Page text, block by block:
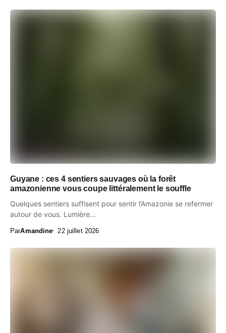
Guyane : ces 4 sentiers sauvages où la forêt
amazonienne vous coupe littéralement le souffle
Quelques sentiers suffisent pour sentir l’Amazonie se refermer
autour de vous. Lumière...
ParAmandine 22 juillet 2026